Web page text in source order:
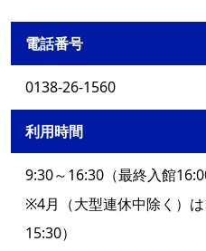
電話番号
0138-26-1560
利用時間
9:30～16:30（最終入館
※4月（大型連休中除く）
15:30）